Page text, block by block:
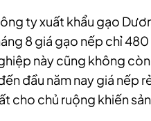
ty xuất khẩu gạo
8 giá gạo nếp chỉ
này cũng không
đầu năm nay giá nếp
cho chủ ruộng khiến